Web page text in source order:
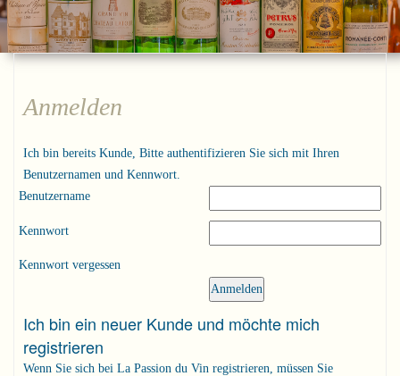
Anmelden
Ich bin bereits Kunde, Bitte authentifizieren Sie sich mit Ihren
Benutzernamen und Kennwort.
Benutzername
Kennwort
Kennwort vergessen
Ich bin ein neuer Kunde und möchte mich
registrieren
Wenn Sie sich bei La Passion du Vin registrieren, müssen Sie